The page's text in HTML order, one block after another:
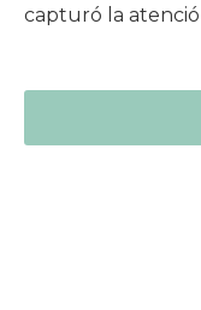
capturó la